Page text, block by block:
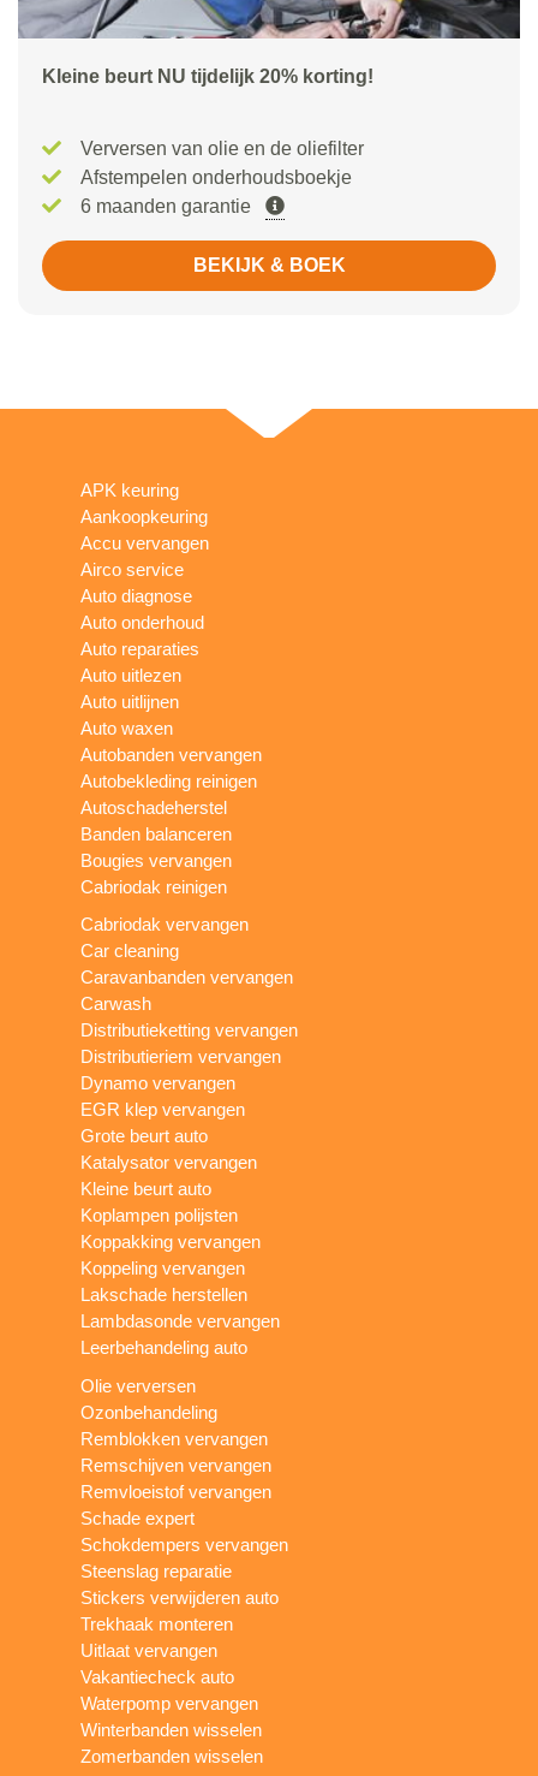
Kleine beurt NU tijdelijk 20% korting!
Verversen van olie en de oliefilter
Afstempelen onderhoudsboekje
6 maanden garantie
BEKIJK & BOEK
APK keuring
Aankoopkeuring
Accu vervangen
Airco service
Auto diagnose
Auto onderhoud
Auto reparaties
Auto uitlezen
Auto uitlijnen
Auto waxen
Autobanden vervangen
Autobekleding reinigen
Autoschadeherstel
Banden balanceren
Bougies vervangen
Cabriodak reinigen
Cabriodak vervangen
Car cleaning
Caravanbanden vervangen
Carwash
Distributieketting vervangen
Distributieriem vervangen
Dynamo vervangen
EGR klep vervangen
Grote beurt auto
Katalysator vervangen
Kleine beurt auto
Koplampen polijsten
Koppakking vervangen
Koppeling vervangen
Lakschade herstellen
Lambdasonde vervangen
Leerbehandeling auto
Olie verversen
Ozonbehandeling
Remblokken vervangen
Remschijven vervangen
Remvloeistof vervangen
Schade expert
Schokdempers vervangen
Steenslag reparatie
Stickers verwijderen auto
Trekhaak monteren
Uitlaat vervangen
Vakantiecheck auto
Waterpomp vervangen
Winterbanden wisselen
Zomerbanden wisselen